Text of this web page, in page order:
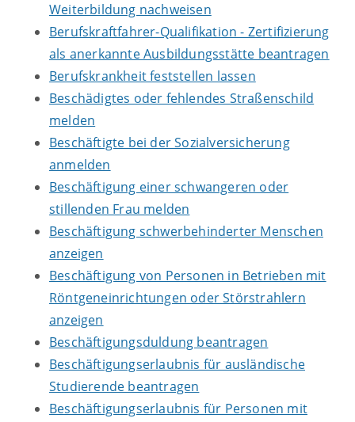
Weiterbildung nachweisen
Berufskraftfahrer-Qualifikation - Zertifizierung
als anerkannte Ausbildungsstätte beantragen
Berufskrankheit feststellen lassen
Beschädigtes oder fehlendes Straßenschild
melden
Beschäftigte bei der Sozialversicherung
anmelden
Beschäftigung einer schwangeren oder
stillenden Frau melden
Beschäftigung schwerbehinderter Menschen
anzeigen
Beschäftigung von Personen in Betrieben mit
Röntgeneinrichtungen oder Störstrahlern
anzeigen
Beschäftigungsduldung beantragen
Beschäftigungserlaubnis für ausländische
Studierende beantragen
Beschäftigungserlaubnis für Personen mit